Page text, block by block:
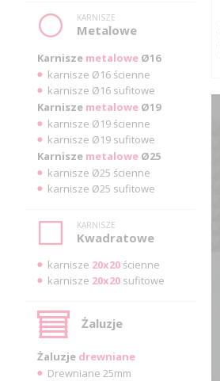
KARNISZE
Metalowe
Karnisze metalowe Ø16
karnisze Ø16 ścienne
karnisze Ø16 sufitowe
Karnisze metalowe Ø19
karnisze Ø19 ścienne
karnisze Ø19 sufitowe
Karnisze metalowe Ø25
karnisze Ø25 ścienne
karnisze Ø25 sufitowe
KARNISZE
Kwadratowe
karnisze 20x20 ścienne
karnisze 20x20 sufitowe
Żaluzje
Żaluzje drewniane
Drewniane 25mm